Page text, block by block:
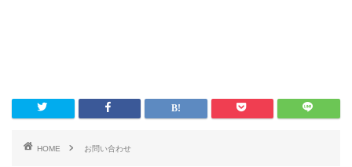
HOME お問い合わせ